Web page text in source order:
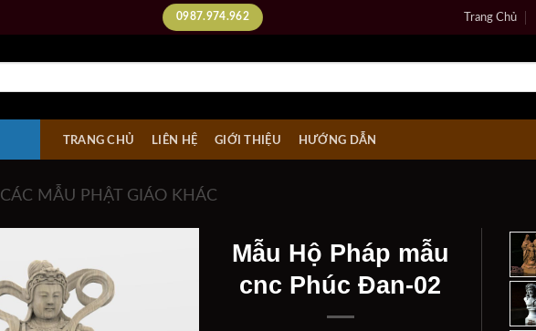
0987.974.962 Trang Chủ
TRANG CHỦ LIÊN HỆ GIỚI THIỆU HƯỚNG DẪN
CÁC MẪU PHẬT GIÁO KHÁC
Mẫu Hộ Pháp mẫu
cnc Phúc Đan-02